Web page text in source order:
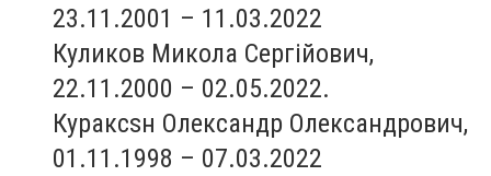
23.11.2001 – 11.03.2022
Куликов Микола Сергійович,
22.11.2000 – 02.05.2022.
Кураксsн Олександр Олександрович,
01.11.1998 – 07.03.2022